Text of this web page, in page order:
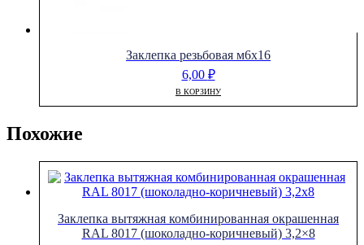
Заклепка резьбовая м6х16
6,00 ₽
В КОРЗИНУ
Похожие
Заклепка вытяжная комбинированная окрашенная
RAL 8017 (шоколадно-коричневый) 3,2×8